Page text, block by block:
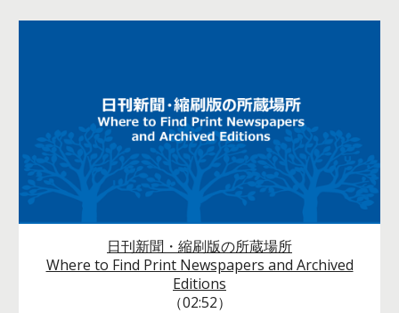
日刊新聞・縮刷版の所蔵場所
Where to Find Print Newspapers and Archived
Editions
（02:52）